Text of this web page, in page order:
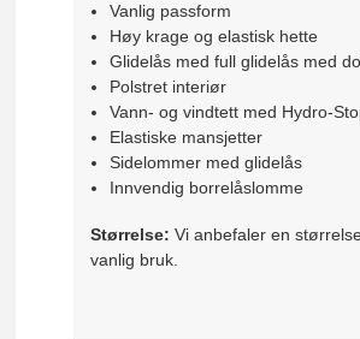
Vanlig passform
Høy krage og elastisk hette
Glidelås med full glidelås med
Polstret interiør
Vann- og vindtett med Hydro-
Elastiske mansjetter
Sidelommer med glidelås
Innvendig borrelåslomme
Størrelse: Vi anbefaler en
vanlig bruk.